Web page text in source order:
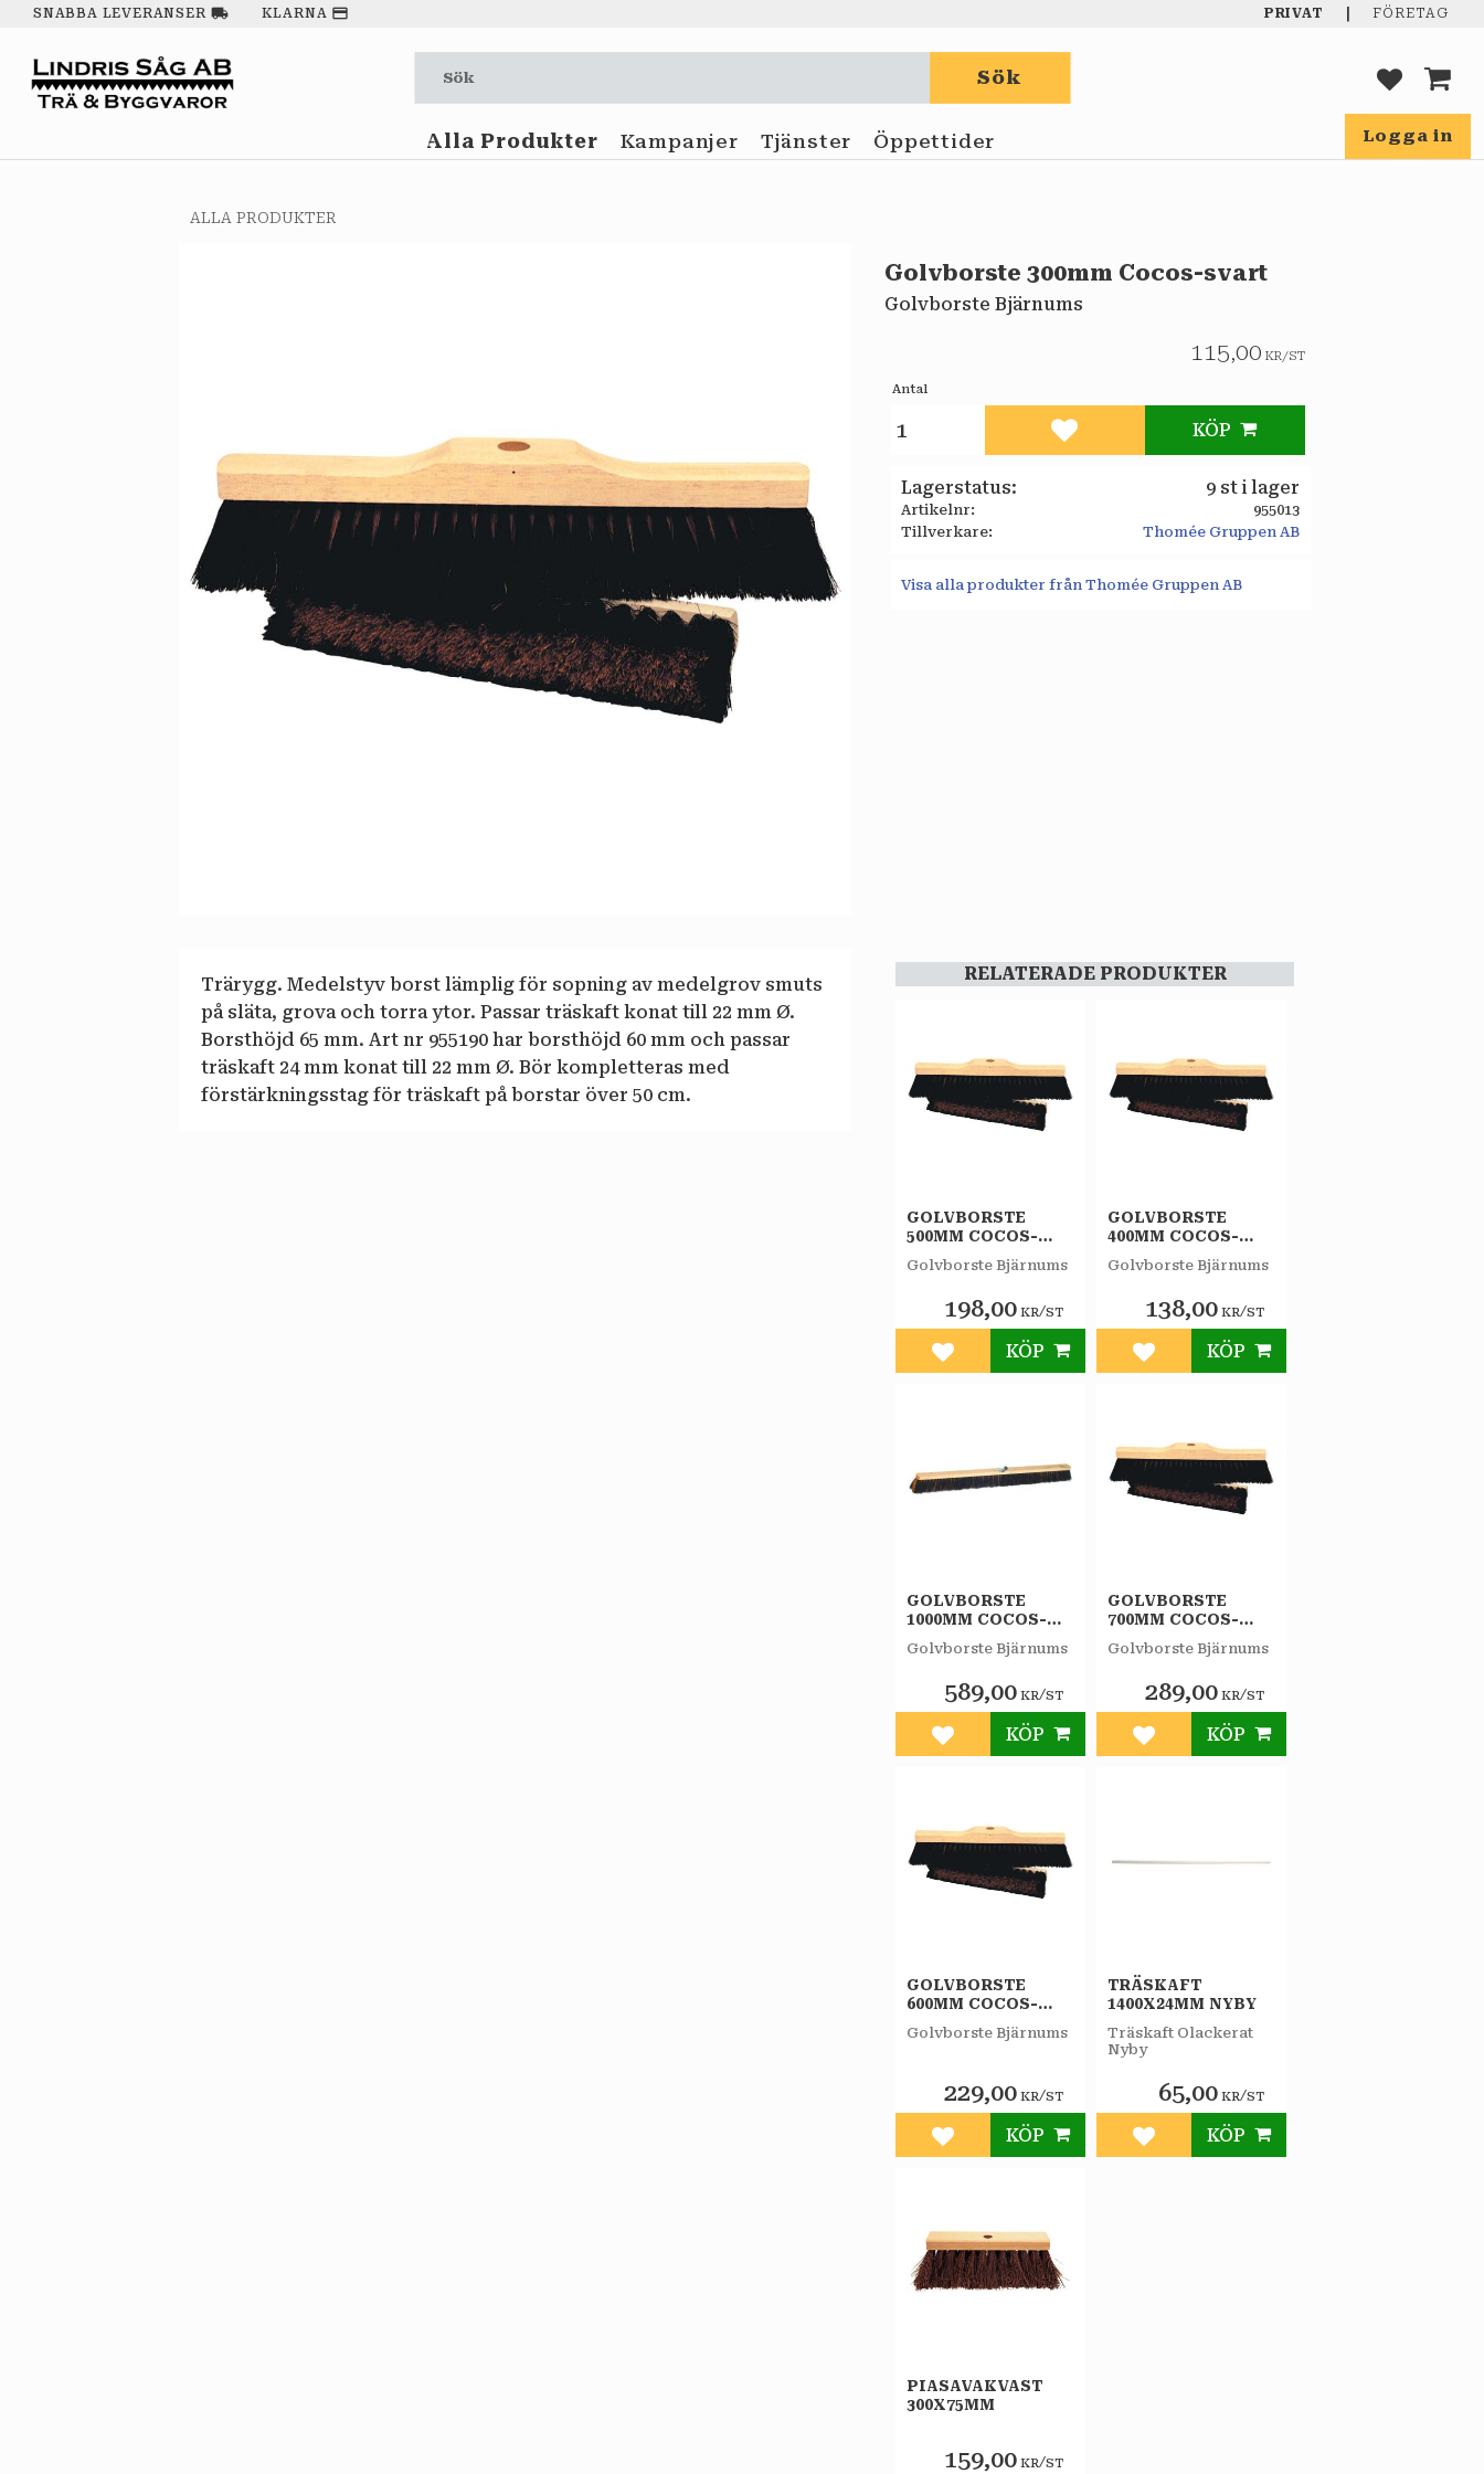
SNABBA LEVERANSER local_shipping KLARNA payment PRIVAT FÖRETAG
Logga in
Sök
Alla Produkter Kampanjer Tjänster Öppettider
ALLA PRODUKTER
Golvborste 300mm Cocos-svart
Golvborste Bjärnums
115,00 KR/ST
Antal
KÖP
Lägg till i favoriter
Lagerstatus 9 st i lager
Artikelnr
955013
Tillverkare
Thomée Gruppen AB
Visa alla produkter från Thomée Gruppen AB
Trärygg. Medelstyv borst lämplig för sopning av medelgrov smuts
på släta, grova och torra ytor. Passar träskaft konat till 22 mm Ø.
Borsthöjd 65 mm. Art nr 955190 har borsthöjd 60 mm och passar
träskaft 24 mm konat till 22 mm Ø. Bör kompletteras med
förstärkningsstag för träskaft på borstar över 50 cm.
RELATERADE PRODUKTER
GOLVBORSTE
500MM COCOS-
Golvborste Bjärnums
198,00KR/ST
Lägg till i favoriter
KÖP
GOLVBORSTE
400MM COCOS-
Golvborste Bjärnums
138,00KR/ST
Lägg till i favoriter
KÖP
GOLVBORSTE
1000MM COCOS-
SVART
Golvborste Bjärnums
589,00KR/ST
Lägg till i favoriter
KÖP
GOLVBORSTE
700MM COCOS-
SVART
Golvborste Bjärnums
289,00KR/ST
Lägg till i favoriter
KÖP
GOLVBORSTE
600MM COCOS-
Golvborste Bjärnums
229,00KR/ST
Lägg till i favoriter
KÖP
TRÄSKAFT
1400X24MM NYBY
Träskaft Olackerat
Nyby
65,00KR/ST
Lägg till i favoriter
KÖP
PIASAVAKVAST
300X75MM
159,00KR/ST